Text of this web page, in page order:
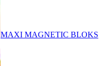
MAXI MAGNETIC BLOKS